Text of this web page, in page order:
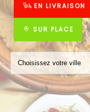
NOTRE RESTAURANT
VOS AVIS
MENTIONS LÉGALES
EN LIVRAISON
SUR PLACE